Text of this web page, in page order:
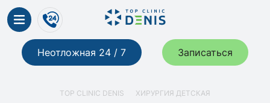
Неотложная 24 / 7 Записаться
TOP CLINIC DENIS
ХИРУРГИЯ ДЕТСКАЯ